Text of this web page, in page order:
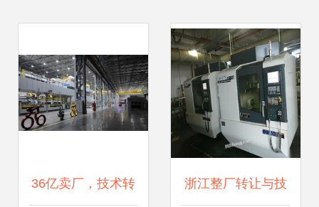
36亿卖厂，技术转 浙江整厂转让与技